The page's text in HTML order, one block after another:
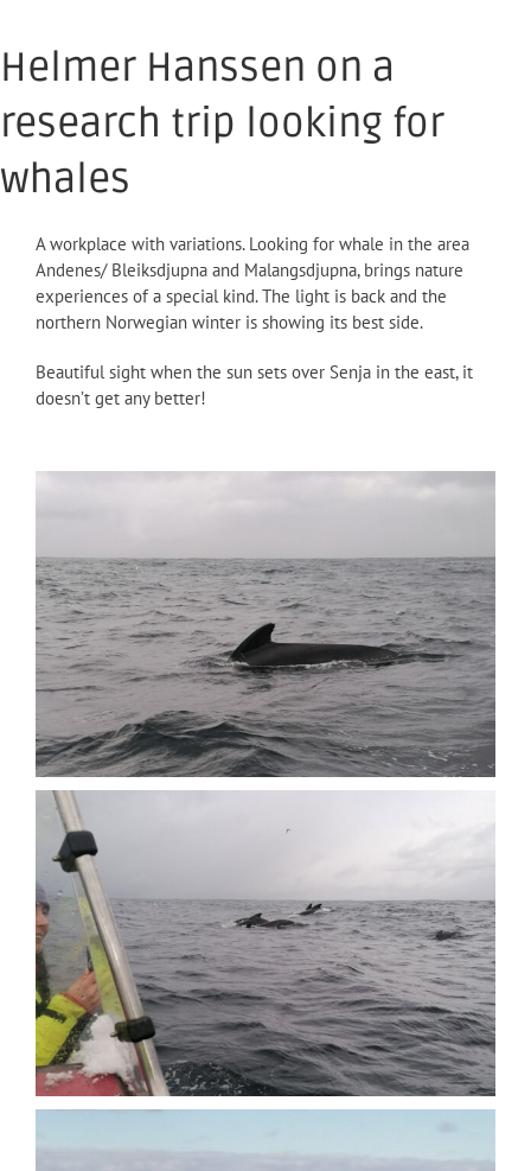
Helmer Hanssen on a
research trip looking for
whales
A workplace with variations. Looking for whale in the area
Andenes/ Bleiksdjupna and Malangsdjupna, brings nature
experiences of a special kind. The light is back and the
northern Norwegian winter is showing its best side.
Beautiful sight when the sun sets over Senja in the east, it
doesn’t get any better!